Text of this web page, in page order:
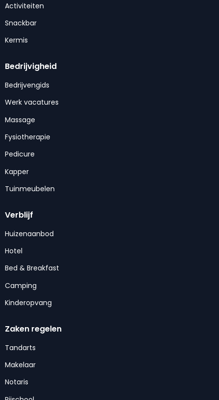
Activiteiten
Snackbar
Kermis
Bedrijvigheid
Bedrijvengids
Werk vacatures
Massage
Fysiotherapie
Pedicure
Kapper
Tuinmeubelen
Verblijf
Huizenaanbod
Hotel
Bed & Breakfast
Camping
Kinderopvang
Zaken regelen
Tandarts
Makelaar
Notaris